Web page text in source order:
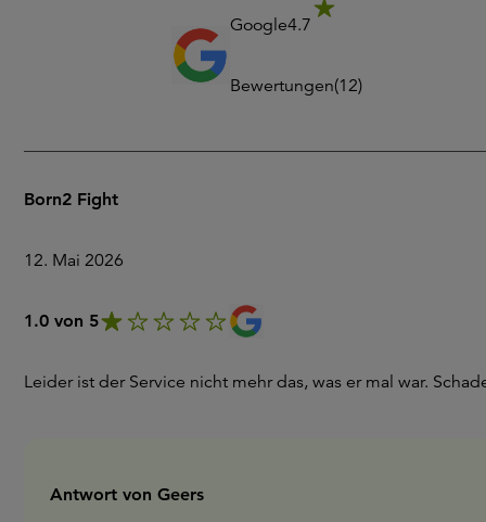
Google4.7
Bewertungen(12)
Born2 Fight
12. Mai 2026
1.0 von 5
Leider ist der Service nicht mehr das, was er mal war.
Antwort von Geers